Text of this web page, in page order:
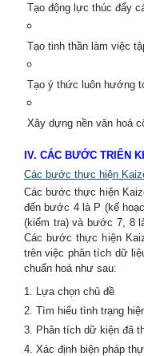
Tạo động lực thúc đẩy
Tạo tinh thần làm việc
Tạo ý thức luôn hướng
Xây dựng nền văn hoá
IV. CÁC BƯỚC TRIỂN
Các bước thực hiện
Các bước thực hiện
đến bước 4 là P (kế
(kiểm tra) và bước 7, 8
Các bước thực hiện
trên việc phân tích dữ
chuẩn hoá như sau:
1. Lựa chọn chủ đề
2. Tìm hiểu tình trạng
3. Phân tích dữ kiện đã
4. Xác định biện pháp